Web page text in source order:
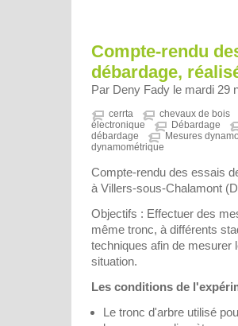
Compte-rendu
débardage,
Par Deny Fady le mardi 29
cerrta chevaux de bois
électronique
Débardage
débardage
Mesures
dynamométrique
Compte-rendu des essais
à Villers-sous-Chalamont
Objectifs : Effectuer des
même tronc, à différents
techniques afin de mesurer
situation.
Les conditions de
Le tronc d'arbre utilisé